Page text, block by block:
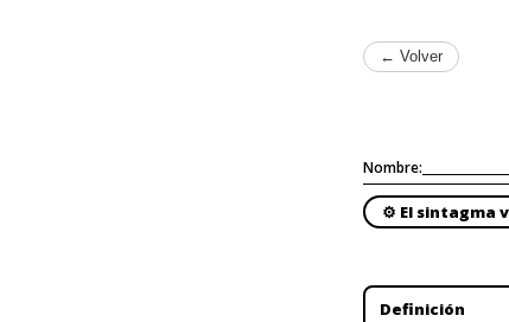
← Volver
Nombre:
⚙️ El sintagma
Definición